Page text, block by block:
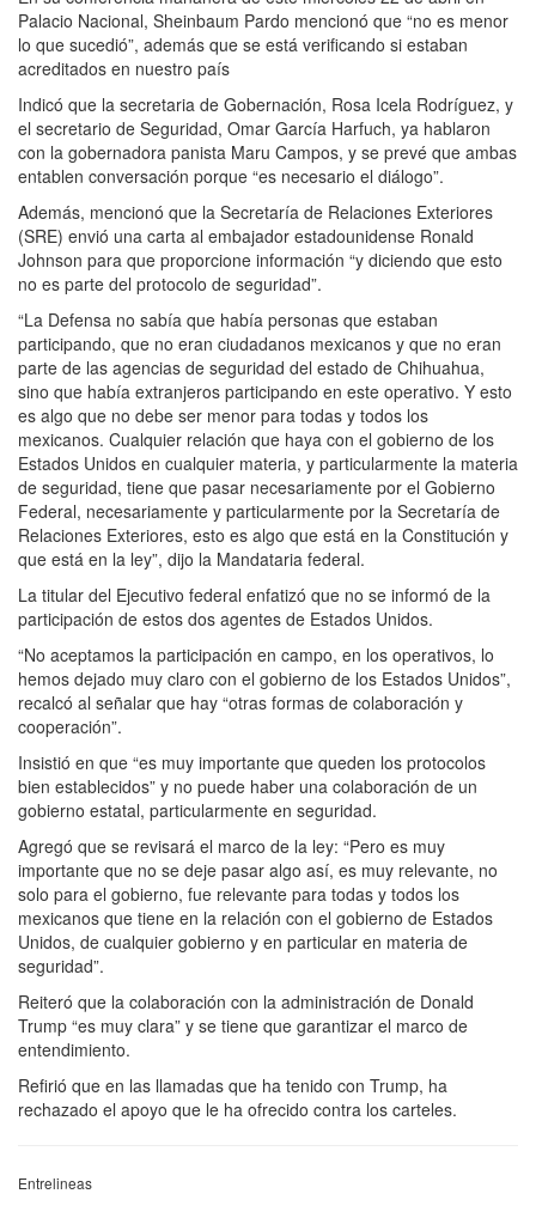
Palacio Nacional, Sheinbaum Pardo mencionó que “no es menor
lo que sucedió”, además que se está verificando si estaban
acreditados en nuestro país
Indicó que la secretaria de Gobernación, Rosa Icela Rodríguez, y
el secretario de Seguridad, Omar García Harfuch, ya hablaron
con la gobernadora panista Maru Campos, y se prevé que ambas
entablen conversación porque “es necesario el diálogo”.
Además, mencionó que la Secretaría de Relaciones Exteriores
(SRE) envió una carta al embajador estadounidense Ronald
Johnson para que proporcione información “y diciendo que esto
no es parte del protocolo de seguridad”.
“La Defensa no sabía que había personas que estaban
participando, que no eran ciudadanos mexicanos y que no eran
parte de las agencias de seguridad del estado de Chihuahua,
sino que había extranjeros participando en este operativo. Y esto
es algo que no debe ser menor para todas y todos los
mexicanos. Cualquier relación que haya con el gobierno de los
Estados Unidos en cualquier materia, y particularmente la materia
de seguridad, tiene que pasar necesariamente por el Gobierno
Federal, necesariamente y particularmente por la Secretaría de
Relaciones Exteriores, esto es algo que está en la Constitución y
que está en la ley”, dijo la Mandataria federal.
La titular del Ejecutivo federal enfatizó que no se informó de la
participación de estos dos agentes de Estados Unidos.
“No aceptamos la participación en campo, en los operativos, lo
hemos dejado muy claro con el gobierno de los Estados Unidos”,
recalcó al señalar que hay “otras formas de colaboración y
cooperación”.
Insistió en que “es muy importante que queden los protocolos
bien establecidos” y no puede haber una colaboración de un
gobierno estatal, particularmente en seguridad.
Agregó que se revisará el marco de la ley: “Pero es muy
importante que no se deje pasar algo así, es muy relevante, no
solo para el gobierno, fue relevante para todas y todos los
mexicanos que tiene en la relación con el gobierno de Estados
Unidos, de cualquier gobierno y en particular en materia de
seguridad”.
Reiteró que la colaboración con la administración de Donald
Trump “es muy clara” y se tiene que garantizar el marco de
entendimiento.
Refirió que en las llamadas que ha tenido con Trump, ha
rechazado el apoyo que le ha ofrecido contra los carteles.
Entrelineas